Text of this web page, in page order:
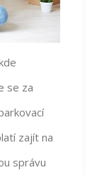
se za
zajít na
správu